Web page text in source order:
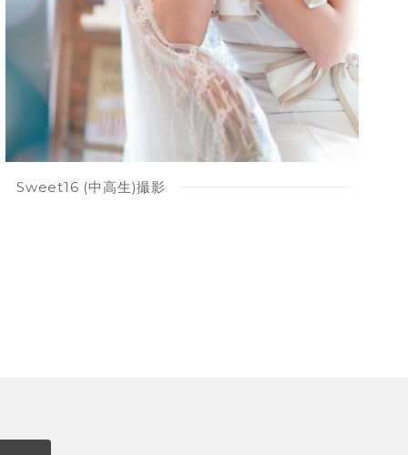
Sweet16 (中高生)撮影